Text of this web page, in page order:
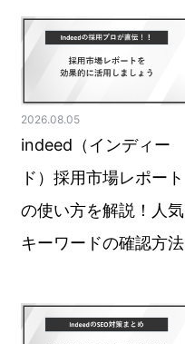
2026.08.05
indeed（インディー
ド）採用市場レポート
の使い方を解説！人気
キーワードの確認方法